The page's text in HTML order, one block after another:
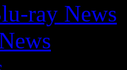
ray News